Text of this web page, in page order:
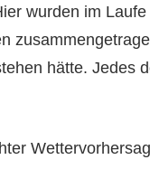
wurden im
hätte. Jedes